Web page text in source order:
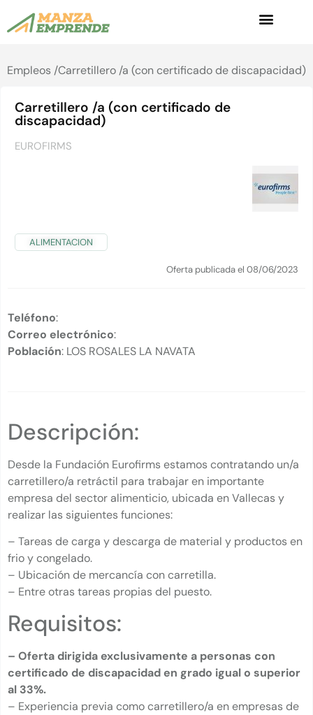
Empleos /Carretillero /a (con certificado de discapacidad)
Carretillero /a (con certificado de
discapacidad)
EUROFIRMS
ALIMENTACION
Oferta publicada el 08/06/2023
Teléfono:
Correo electrónico:
Población: LOS ROSALES LA NAVATA
Descripción:
Desde la Fundación Eurofirms estamos contratando un/a
carretillero/a retráctil para trabajar en importante
empresa del sector alimenticio, ubicada en Vallecas y
realizar las siguientes funciones:
– Tareas de carga y descarga de material y productos en
frio y congelado.
– Ubicación de mercancía con carretilla.
– Entre otras tareas propias del puesto.
Requisitos:
– Oferta dirigida exclusivamente a personas con
certificado de discapacidad en grado igual o superior
al 33%.
– Experiencia previa como carretillero/a en empresas de